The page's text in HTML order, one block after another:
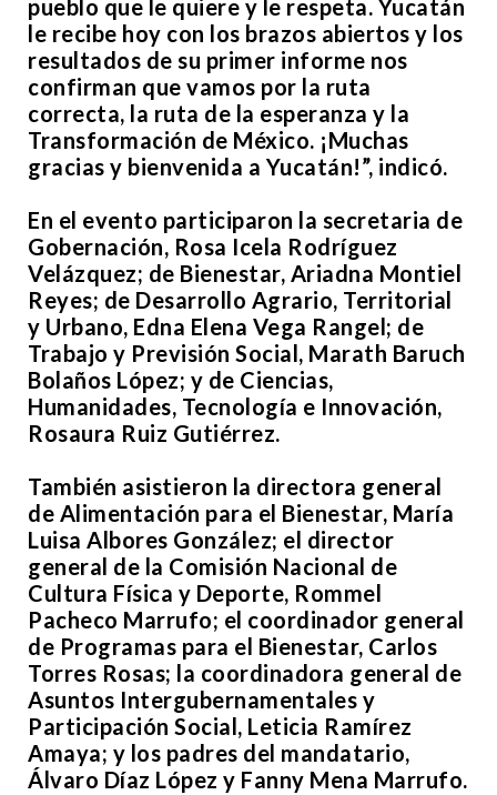
pueblo que le quiere y le respeta. Yucatán
le recibe hoy con los brazos abiertos y los
resultados de su primer informe nos
confirman que vamos por la ruta
correcta, la ruta de la esperanza y la
Transformación de México. ¡Muchas
gracias y bienvenida a Yucatán!”, indicó.
En el evento participaron la secretaria de
Gobernación, Rosa Icela Rodríguez
Velázquez; de Bienestar, Ariadna Montiel
Reyes; de Desarrollo Agrario, Territorial
y Urbano, Edna Elena Vega Rangel; de
Trabajo y Previsión Social, Marath Baruch
Bolaños López; y de Ciencias,
Humanidades, Tecnología e Innovación,
Rosaura Ruiz Gutiérrez.
También asistieron la directora general
de Alimentación para el Bienestar, María
Luisa Albores González; el director
general de la Comisión Nacional de
Cultura Física y Deporte, Rommel
Pacheco Marrufo; el coordinador general
de Programas para el Bienestar, Carlos
Torres Rosas; la coordinadora general de
Asuntos Intergubernamentales y
Participación Social, Leticia Ramírez
Amaya; y los padres del mandatario,
Álvaro Díaz López y Fanny Mena Marrufo.